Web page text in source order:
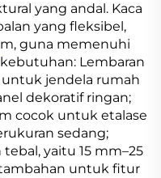
yang andal. Kaca
yang fleksibel,
guna memenuhi
kebutuhan: Lembaran
jendela rumah
dekoratif ringan;
cocok untuk etalase
sedang;
yaitu 15 mm–25
untuk fitur